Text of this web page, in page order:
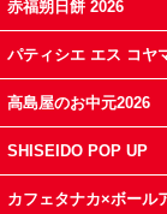
赤福朔日餅 2026
パティシエ エス コヤ
高島屋のお中元2026
SHISEIDO POP UP
カフェタナカ×ボール